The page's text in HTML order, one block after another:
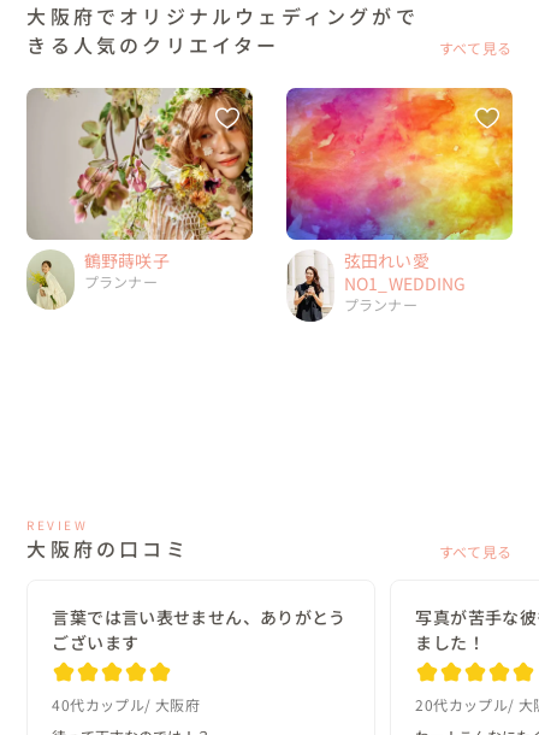
大阪府でオリジナルウェディングがで
きる人気のクリエイター
すべて見る
鶴野蒔咲子
プランナー
弦田れい愛
NO1_WEDDING
プランナー
REVIEW
大阪府の口コミ すべて見る
言葉では言い表せません、ありがとう
ございます
40代カップル 大阪府
写真が苦手な
ました！
20代カップル 大